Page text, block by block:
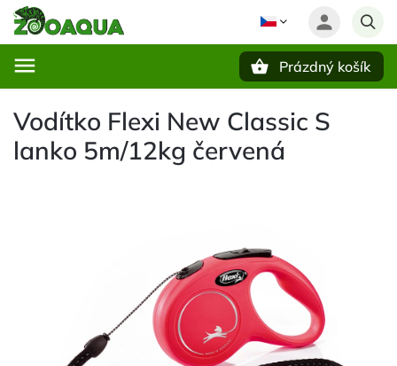
Prázdný košík
Vodítko Flexi New Classic S
lanko 5m/12kg červená